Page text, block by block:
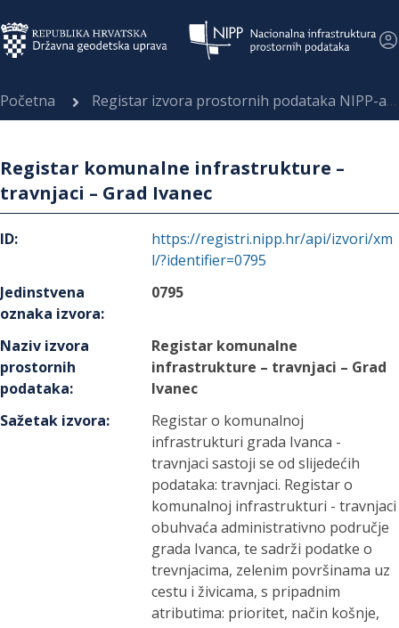
Početna Registar izvora prostornih podataka NIPP-a
Registar komunalne infrastrukture –
travnjaci – Grad Ivanec
ID:
https://registri.nipp.hr/api/izvori/xm
l/?identifier=0795
Jedinstvena
oznaka izvora:
0795
Naziv izvora
prostornih
podataka:
Registar komunalne
infrastrukture – travnjaci – Grad
Ivanec
Sažetak izvora:
Registar o komunalnoj
infrastrukturi grada Ivanca -
travnjaci sastoji se od slijedećih
podataka: travnjaci. Registar o
komunalnoj infrastrukturi - travnjaci
obuhvaća administrativno područje
grada Ivanca, te sadrži podatke o
trevnjacima, zelenim površinama uz
cestu i živicama, s pripadnim
atributima: prioritet, način košnje,